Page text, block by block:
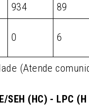
934
89
0 6
(Atende
SEH (HC) - LPC (H